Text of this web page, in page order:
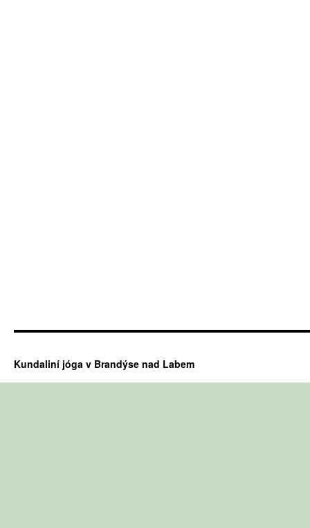
Kundaliní jóga v Brandýse nad Labem